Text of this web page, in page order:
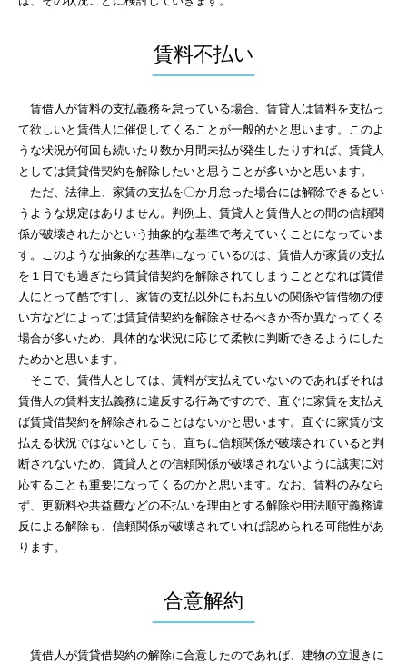
賃料不払い
賃借人が賃料の支払義務を怠っている場合、賃貸人は賃料を支払っ
て欲しいと賃借人に催促してくることが一般的かと思います。このよ
うな状況が何回も続いたり数か月間未払が発生したりすれば、賃貸人
としては賃貸借契約を解除したいと思うことが多いかと思います。
ただ、法律上、家賃の支払を〇か月怠った場合には解除できるとい
うような規定はありません。判例上、賃貸人と賃借人との間の信頼関
係が破壊されたかという抽象的な基準で考えていくことになっていま
す。このような抽象的な基準になっているのは、賃借人が家賃の支払
を１日でも過ぎたら賃貸借契約を解除されてしまうこととなれば賃借
人にとって酷ですし、家賃の支払以外にもお互いの関係や賃借物の使
い方などによっては賃貸借契約を解除させるべきか否か異なってくる
場合が多いため、具体的な状況に応じて柔軟に判断できるようにした
ためかと思います。
そこで、賃借人としては、賃料が支払えていないのであればそれは
賃借人の賃料支払義務に違反する行為ですので、直ぐに家賃を支払え
ば賃貸借契約を解除されることはないかと思います。直ぐに家賃が支
払える状況ではないとしても、直ちに信頼関係が破壊されていると判
断されないため、賃貸人との信頼関係が破壊されないように誠実に対
応することも重要になってくるのかと思います。なお、賃料のみなら
ず、更新料や共益費などの不払いを理由とする解除や用法順守義務違
反による解除も、信頼関係が破壊されていれば認められる可能性があ
ります。
合意解約
賃借人が賃貸借契約の解除に合意したのであれば、建物の立退きに